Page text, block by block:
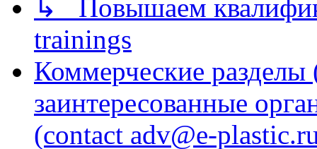
↳ Повышаем
trainings
Коммерческие
заинтересованные
(contact adv@e-